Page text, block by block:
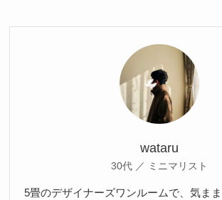
wataru
30代 ／ ミニマリスト
5畳のデザイナーズワンルームで、気ま